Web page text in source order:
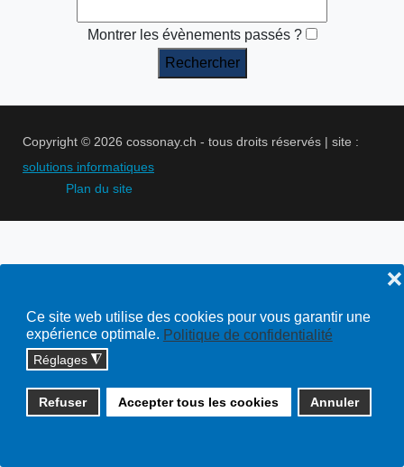
Ce site web utilise des cookies pour vous garantir une
expérience optimale. Politique de confidentialité
Réglages ◮
Refuser Accepter tous les cookies Annuler
❌
Montrer les évènements passés ?
Copyright © 2026 cossonay.ch - tous droits réservés | site :
solutions informatiques
Plan du site